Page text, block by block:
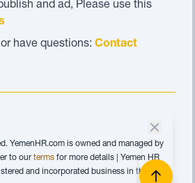
and ad, Please use this
have questions: Contact
YemenHR.com is owned and managed by
to our terms for more details | Yemen HR
and incorporated business in the